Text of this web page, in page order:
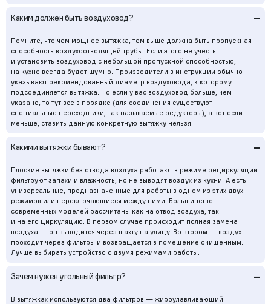
Каким должен быть воздуховод? –
Помните, что чем мощнее вытяжка, тем выше должна быть пропускная
способность воздухоотводящей трубы. Если этого не учесть
и установить воздуховод с небольшой пропускной способностью,
на кухне всегда будет шумно. Производители в инструкции обычно
указывают рекомендованный диаметр воздуховода, к которому
подсоединяется вытяжка. Но если у вас воздуховод больше, чем
указано, то тут все в порядке (для соединения существуют
специальные переходники, так называемые редукторы), а вот если
меньше, ставить данную конкретную вытяжку нельзя.
Какими вытяжки бывают? –
Плоские вытяжки без отвода воздуха работают в режиме рециркуляции:
фильтруют запахи и влажность, но не выводят воздух из кухни. А есть
универсальные, предназначенные для работы в одном из этих двух
режимов или переключающиеся между ними. Большинство
современных моделей рассчитаны как на отвод воздуха, так
и на его циркуляцию. В первом случае происходит полная замена
воздуха — он выводится через шахту на улицу. Во втором — воздух
проходит через фильтры и возвращается в помещение очищенным.
Лучше выбирать устройство с двумя режимами работы.
Зачем нужен угольный фильтр? –
В вытяжках используются два фильтров — жироулавливающий